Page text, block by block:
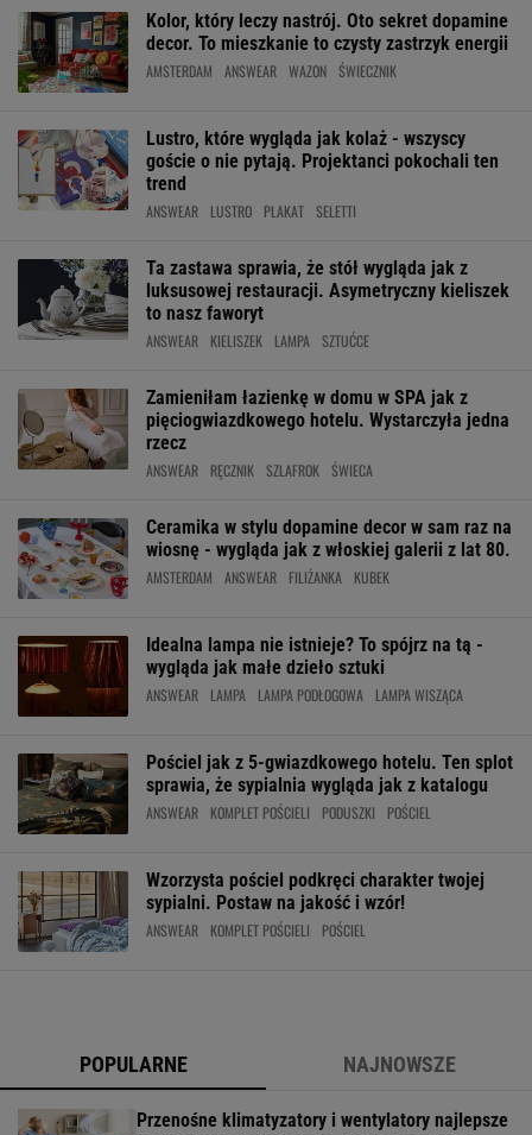
Kolor, który leczy nastrój. Oto sekret dopamine
decor. To mieszkanie to czysty zastrzyk energii
AMSTERDAM ANSWEAR WAZON ŚWIECZNIK
Lustro, które wygląda jak kolaż - wszyscy
goście o nie pytają. Projektanci pokochali ten
trend
ANSWEAR LUSTRO PLAKAT SELETTI
Ta zastawa sprawia, że stół wygląda jak z
luksusowej restauracji. Asymetryczny kieliszek
to nasz faworyt
ANSWEAR KIELISZEK LAMPA SZTUĆCE
Zamieniłam łazienkę w domu w SPA jak z
pięciogwiazdkowego hotelu. Wystarczyła jedna
rzecz
ANSWEAR RĘCZNIK SZLAFROK ŚWIECA
Ceramika w stylu dopamine decor w sam raz na
wiosnę - wygląda jak z włoskiej galerii z lat 80.
AMSTERDAM ANSWEAR FILIŻANKA KUBEK
Idealna lampa nie istnieje? To spójrz na tą -
wygląda jak małe dzieło sztuki
ANSWEAR LAMPA LAMPA PODŁOGOWA LAMPA WISZĄCA
Pościel jak z 5-gwiazdkowego hotelu. Ten splot
sprawia, że sypialnia wygląda jak z katalogu
ANSWEAR KOMPLET POŚCIELI PODUSZKI POŚCIEL
Wzorzysta pościel podkręci charakter twojej
sypialni. Postaw na jakość i wzór!
ANSWEAR KOMPLET POŚCIELI POŚCIEL
POPULARNE NAJNOWSZE
Przenośne klimatyzatory i wentylatory najlepsze